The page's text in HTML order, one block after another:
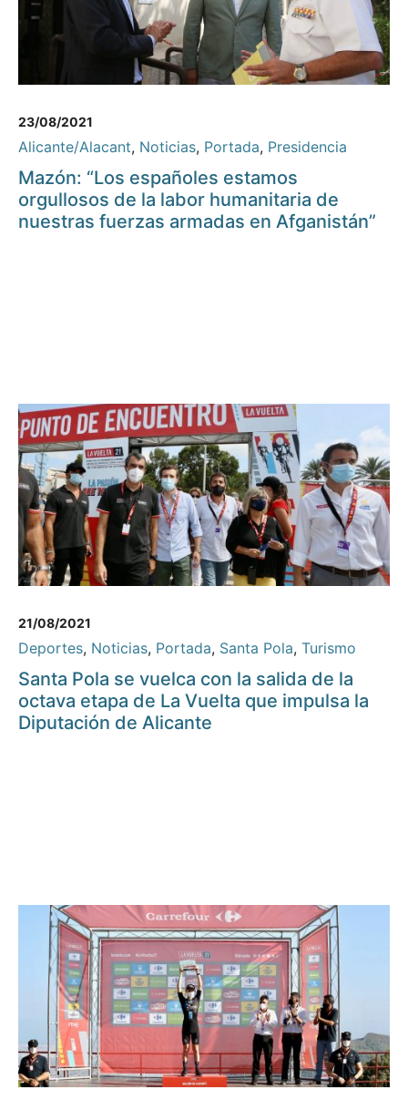
23/08/2021
Alicante/Alacant, Noticias, Portada, Presidencia
Mazón: “Los españoles estamos
orgullosos de la labor humanitaria de
nuestras fuerzas armadas en Afganistán”
21/08/2021
Deportes, Noticias, Portada, Santa Pola, Turismo
Santa Pola se vuelca con la salida de la
octava etapa de La Vuelta que impulsa la
Diputación de Alicante